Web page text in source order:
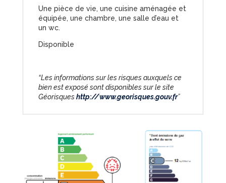
Une pièce de vie, une cuisine aménagée et
équipée, une chambre, une salle d’eau et
un wc.
Disponible
“Les informations sur les risques auxquels ce
bien est exposé sont disponibles sur le site
Géorisqueshttp://www.georisques.gouv.fr”